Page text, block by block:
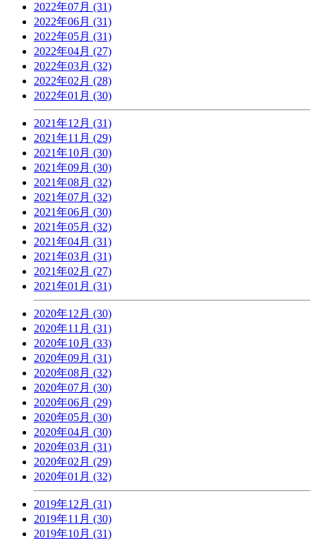
2022年07月 (31)
2022年06月 (31)
2022年05月 (31)
2022年04月 (27)
2022年03月 (32)
2022年02月 (28)
2022年01月 (30)
2021年12月 (31)
2021年11月 (29)
2021年10月 (30)
2021年09月 (30)
2021年08月 (32)
2021年07月 (32)
2021年06月 (30)
2021年05月 (32)
2021年04月 (31)
2021年03月 (31)
2021年02月 (27)
2021年01月 (31)
2020年12月 (30)
2020年11月 (31)
2020年10月 (33)
2020年09月 (31)
2020年08月 (32)
2020年07月 (30)
2020年06月 (29)
2020年05月 (30)
2020年04月 (30)
2020年03月 (31)
2020年02月 (29)
2020年01月 (32)
2019年12月 (31)
2019年11月 (30)
2019年10月 (31)